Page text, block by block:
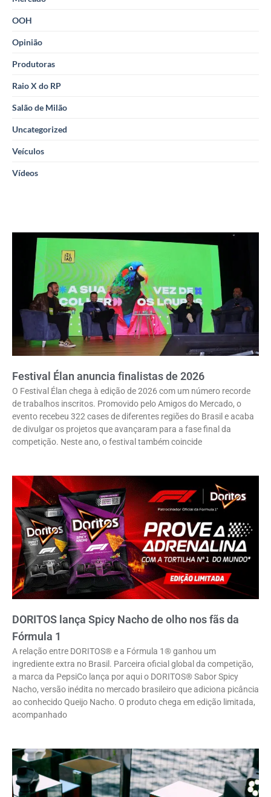
OOH
Opinião
Produtoras
Raio X do RP
Salão de Milão
Uncategorized
Veículos
Vídeos
Festival Élan anuncia finalistas de 2026
O Festival Élan chega à edição de 2026 com um número recorde
de trabalhos inscritos. Promovido pelo Amigos do Mercado, o
evento recebeu 322 cases de diferentes regiões do Brasil e acaba
de divulgar os projetos que avançaram para a fase final da
competição. Neste ano, o festival também coincide
DORITOS lança Spicy Nacho de olho nos fãs da
Fórmula 1
A relação entre DORITOS® e a Fórmula 1® ganhou um
ingrediente extra no Brasil. Parceira oficial global da competição,
a marca da PepsiCo lança por aqui o DORITOS® Sabor Spicy
Nacho, versão inédita no mercado brasileiro que adiciona picância
ao conhecido Queijo Nacho. O produto chega em edição limitada,
acompanhado